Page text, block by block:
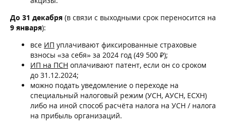
До 31 декабря (в связи с выходными срок переносится на
9 января):
все ИП уплачивают фиксированные страховые
взносы «за себя» за 2024 год (49 500 ₽);
ИП на ПСН оплачивают патент, если он со сроком
до 31.12.2024;
можно подать уведомление о переходе на
специальный налоговый режим (УСН, АУСН, ЕСХН)
либо на иной способ расчёта налога на УСН / налога
на прибыль организаций.